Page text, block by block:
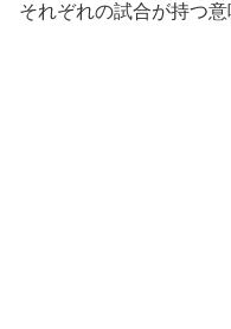
それぞれの試合が持つ